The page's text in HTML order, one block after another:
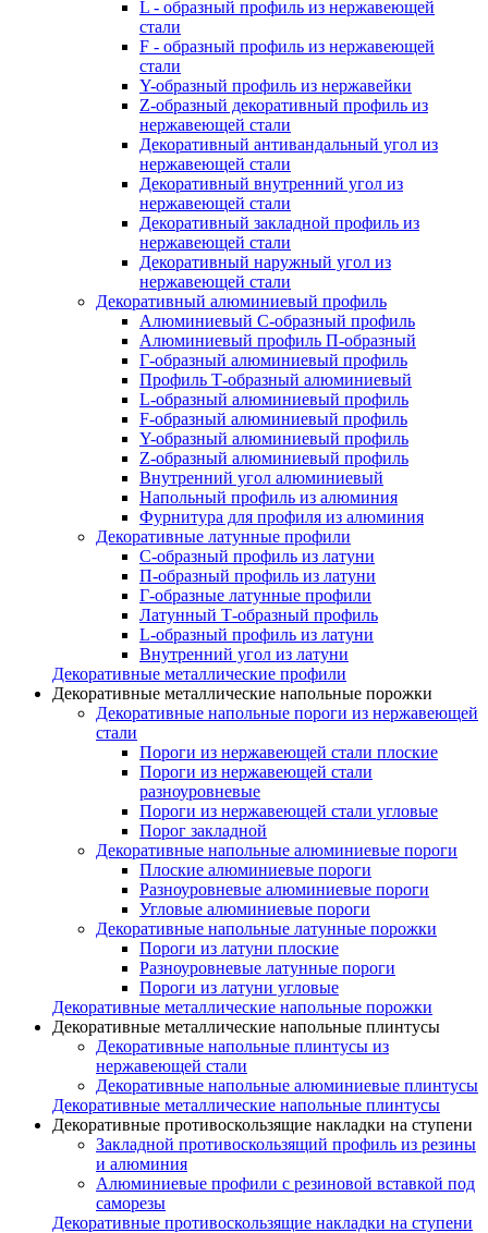
L - образный профиль из нержавеющей
стали
F - образный профиль из нержавеющей
стали
Y-образный профиль из нержавейки
Z-образный декоративный профиль из
нержавеющей стали
Декоративный антивандальный угол из
нержавеющей стали
Декоративный внутренний угол из
нержавеющей стали
Декоративный закладной профиль из
нержавеющей стали
Декоративный наружный угол из
нержавеющей стали
Декоративный алюминиевый профиль
Алюминиевый С-образный профиль
Алюминиевый профиль П-образный
Г-образный алюминиевый профиль
Профиль Т-образный алюминиевый
L-образный алюминиевый профиль
F-образный алюминиевый профиль
Y-образный алюминиевый профиль
Z-образный алюминиевый профиль
Внутренний угол алюминиевый
Напольный профиль из алюминия
Фурнитура для профиля из алюминия
Декоративные латунные профили
C-образный профиль из латуни
П-образный профиль из латуни
Г-образные латунные профили
Латунный Т-образный профиль
L-образный профиль из латуни
Внутренний угол из латуни
Декоративные металлические профили
Декоративные металлические напольные порожки
Декоративные напольные пороги из нержавеющей
стали
Пороги из нержавеющей стали плоские
Пороги из нержавеющей стали
разноуровневые
Пороги из нержавеющей стали угловые
Порог закладной
Декоративные напольные алюминиевые пороги
Плоские алюминиевые пороги
Разноуровневые алюминиевые пороги
Угловые алюминиевые пороги
Декоративные напольные латунные порожки
Пороги из латуни плоские
Разноуровневые латунные пороги
Пороги из латуни угловые
Декоративные металлические напольные порожки
Декоративные металлические напольные плинтусы
Декоративные напольные плинтусы из
нержавеющей стали
Декоративные напольные алюминиевые плинтусы
Декоративные металлические напольные плинтусы
Декоративные противоскользящие накладки на ступени
Закладной противоскользящий профиль из резины
и алюминия
Алюминиевые профили с резиновой вставкой под
саморезы
Декоративные противоскользящие накладки на ступени